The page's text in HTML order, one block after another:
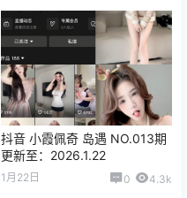
抖音 小霞佩奇 岛遇 NO.013期
更新至：2026.1.22
1月22日 0 4.3k